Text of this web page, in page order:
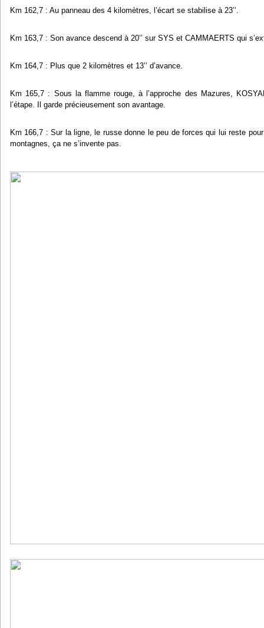
Km 162,7 : Au panneau des 4 kilomètres, l’écart se stabilise à 23’’.
Km 163,7 : Son avance descend à 20’’ sur SYS et CAMMAERTS qui
Km 164,7 : Plus que 2 kilomètres et 13’’ d’avance.
Km 165,7 : Sous la flamme rouge, à l’approche des Mazures,
l’étape. Il garde précieusement son avantage.
Km 166,7 : Sur la ligne, le russe donne le peu de forces qui lui reste
montagnes, ça ne s’invente pas.